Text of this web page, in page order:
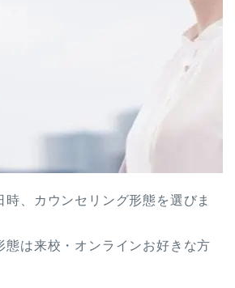
時、カウンセリング形態を選びま
は来校・オンラインお好きな方